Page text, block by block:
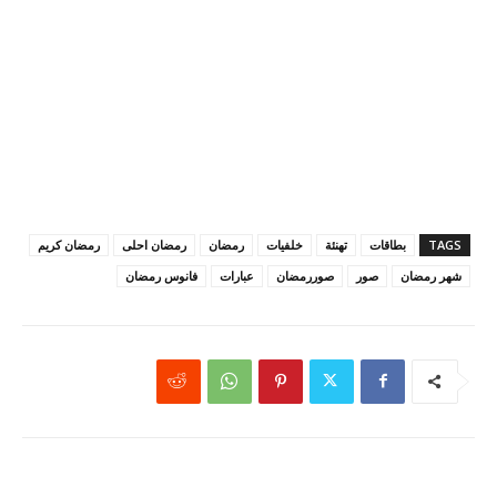
TAGS بطاقات تهنئة خلفيات رمضان رمضان احلى
رمضان كريم
شهر رمضان
صور صوررمضان عبارات فانوس رمضان